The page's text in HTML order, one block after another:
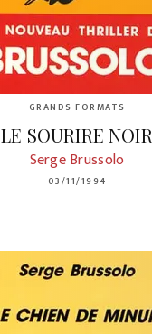
GRANDS FORMATS
LE SOURIRE NOIR
Serge Brussolo
03/11/1994